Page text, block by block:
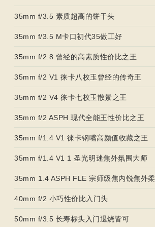
35mm f/3.5 素质超高的饼干头
35mm f/3.5 M卡口初代35做工好
35mm f/2.8 曾经的高素质性价比之王
35mm f/2 V1 徕卡八枚玉曾经的传奇王
35mm f/2 V4 徕卡七枚玉散景之王
35mm f/2 ASPH 现代全能王性价比之王
35mm f/1.4 V1 徕卡钢嘴高颜值收藏之王
35mm f/1.4 V1 1 圣光明迷焦外氛围大师
35mm 1.4 ASPH FLE 宗师级焦内锐焦外柔
40mm f/2 小巧性价比入门头
50mm f/3.5 长寿标头入门退烧皆可